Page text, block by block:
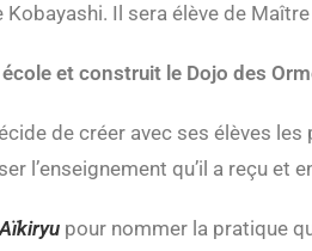
Kobayashi. Il sera élève de
et construit le Dojo des
de créer avec ses élèves les
l’enseignement qu’il a reçu et
Aïkiryu pour nommer la pratique